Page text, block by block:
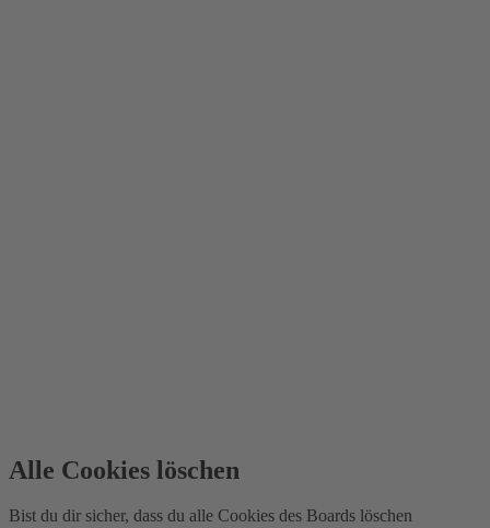
Alle Cookies löschen
Bist du dir sicher, dass du alle Cookies des Boards löschen